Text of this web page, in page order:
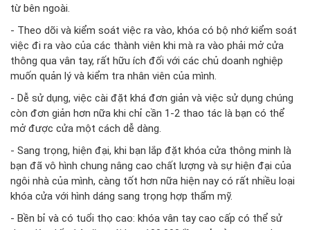
từ bên ngoài.
- Theo dõi và kiểm soát việc ra vào, khóa có bộ nhớ kiểm soát
việc đi ra vào của các thành viên khi mà ra vào phải mở cửa
thông qua vân tay, rất hữu ích đối với các chủ doanh nghiệp
muốn quản lý và kiểm tra nhân viên của mình.
- Dễ sử dụng, việc cài đặt khá đơn giản và việc sử dụng chúng
còn đơn giản hơn nữa khi chỉ cần 1-2 thao tác là bạn có thể
mở được cửa một cách dễ dàng.
- Sang trọng, hiện đại, khi bạn lắp đặt khóa cửa thông minh là
bạn đã vô hình chung nâng cao chất lượng và sự hiện đại của
ngôi nhà của mình, càng tốt hơn nữa hiện nay có rất nhiều loại
khóa cửa với hình dáng sang trọng hợp thẩm mỹ.
- Bền bỉ và có tuổi thọ cao: khóa vân tay cao cấp có thể sử